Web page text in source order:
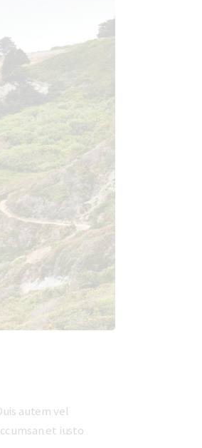
autem vel
et iusto